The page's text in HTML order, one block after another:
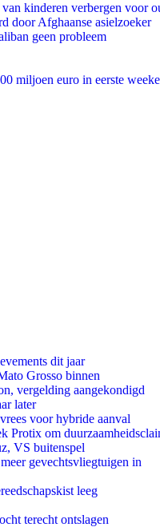
kinderen verbergen voor
door Afghaanse asielzoeker
geen probleem
miljoen euro in eerste
dit jaar
Grosso binnen
vergelding aangekondigd
later
voor hybride aanval
Protix om
VS buitenspel
gevechtsvliegtuigen in
leeg
terecht ontslagen